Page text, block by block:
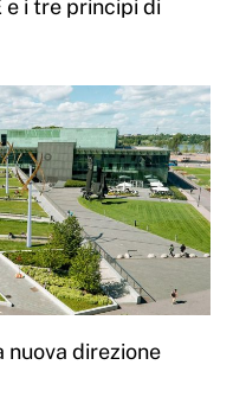
e i tre principi di
nuova direzione